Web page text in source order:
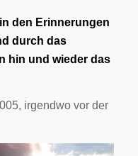
den Erinnerungen
durch das
hin und wieder das
irgendwo vor der